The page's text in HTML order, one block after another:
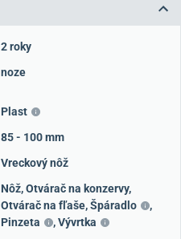
2 roky
noze
Plast
85 - 100 mm
Vreckový nôž
Nôž,Otvárač na konzervy,
Otvárač na fľaše,Špáradlo
,
Pinzeta
,Vývrtka